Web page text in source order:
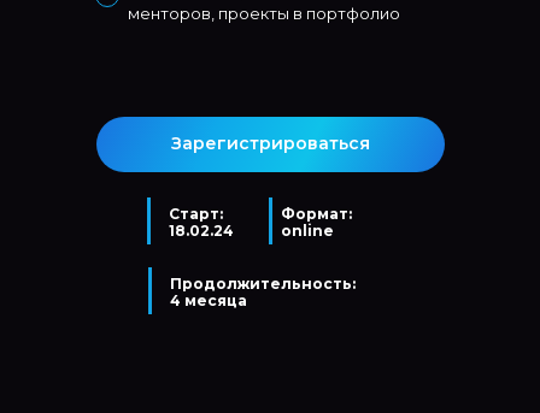
менторов, проекты в портфолио
Зарегистрироваться
Старт:
18.02.24
Продолжительность:
4 месяца
Формат:
online